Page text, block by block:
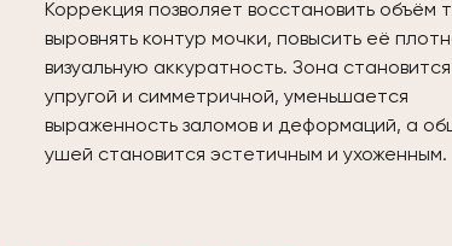
Коррекция позволяет восстановить объём
выровнять контур мочки, повысить её
визуальную аккуратность. Зона
упругой и симметричной, уменьшается
выраженность заломов и деформаций, а
ушей становится эстетичным и ухоженным.